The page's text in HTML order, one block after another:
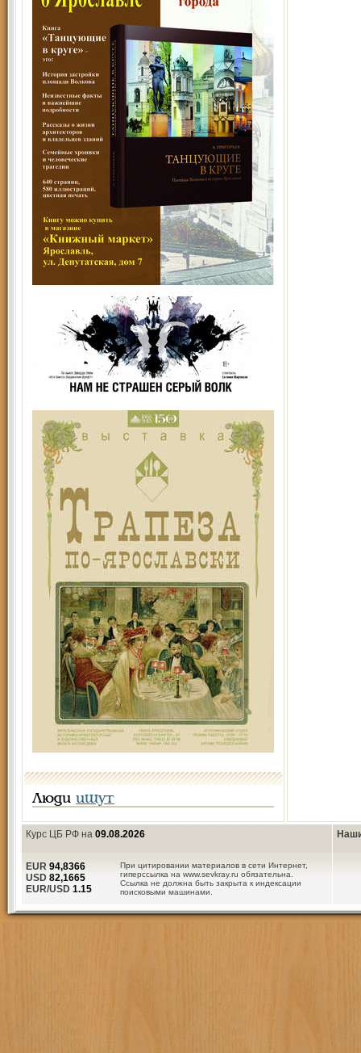
Люди ищут
Курс ЦБ РФ на 09.08.2026
При цитировании материалов в сети Интернет,
гиперссылка на www.sevkray.ru обязательна.
Ссылка не должна быть закрыта к индексации
поисковыми машинами.
EUR 94,8366
USD 82,1665
EUR/USD 1.15